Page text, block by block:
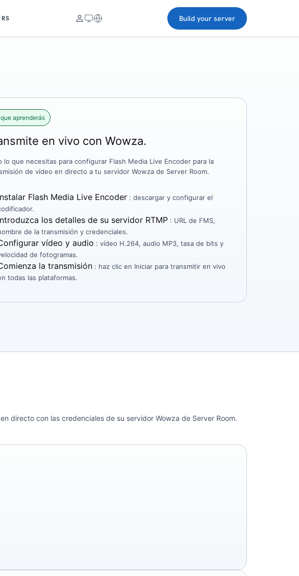
Build your server
aprenderás
en vivo con Wowza.
lo que necesitas para configurar Flash Media Live Encoder para la
de vídeo en directo a tu servidor Wowza de Server Room.
Flash Media Live Encoder : descargar y configurar el
los detalles de su servidor RTMP : URL de FMS,
de la transmisión y credenciales.
vídeo y audio : vídeo H.264, audio MP3, tasa de bits y
de fotogramas.
la transmisión : haz clic en Iniciar para transmitir en vivo
todas las plataformas.
directo con las credenciales de su servidor Wowza de Server Room.